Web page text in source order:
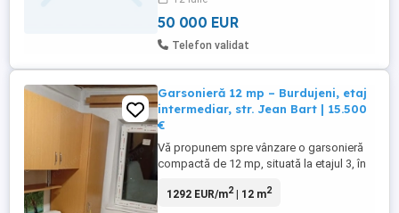
50 000 EUR
Telefon validat
Garsonieră 12 mp – Burdujeni, etaj
intermediar, str. Jean Bart | 15.500
€
Vă propunem spre vânzare o garsonieră
compactă de 12 mp, situată la etajul 3, în
vedere directă la Bulevard. Detalii
1292 EUR/m2| 12 m2